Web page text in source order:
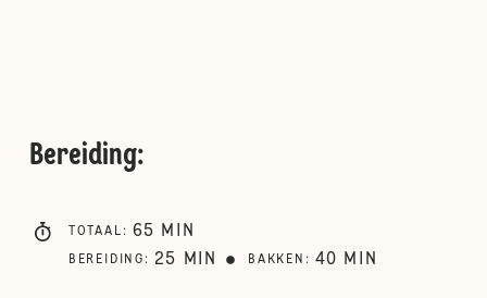
Bereiding:
TOTAAL : 65 MIN
BEREIDING : 25 MIN BAKKEN : 40 MIN